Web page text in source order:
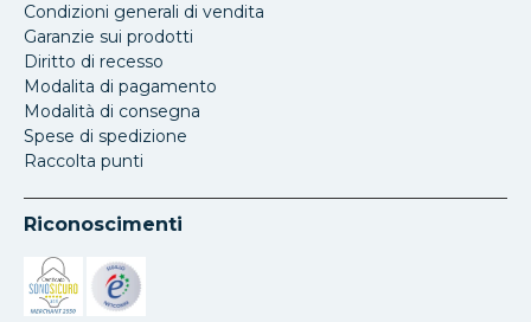
Condizioni generali di vendita
Garanzie sui prodotti
Diritto di recesso
Modalita di pagamento
Modalità di consegna
Spese di spedizione
Raccolta punti
Riconoscimenti